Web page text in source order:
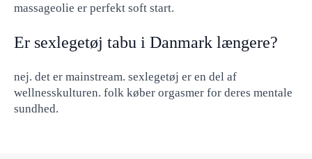
massageolie er perfekt soft start.
Er sexlegetøj tabu i Danmark længere?
nej. det er mainstream. sexlegetøj er en del af
wellnesskulturen. folk køber orgasmer for deres mentale
sundhed.